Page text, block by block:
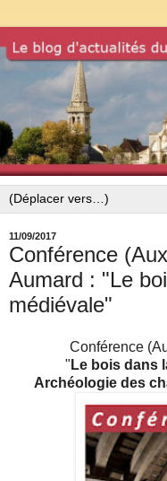
11/09/2017
Conférence
Aumard : "Le
médiévale"
Conférence
" Le bois dans
Archéologie des